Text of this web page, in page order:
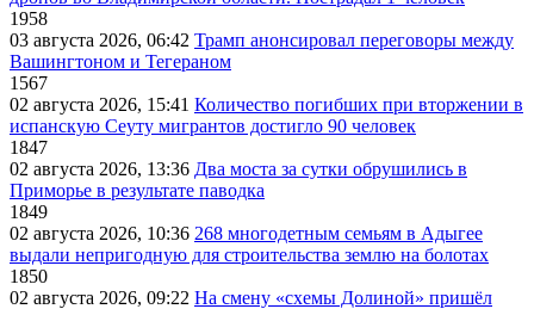
1958
03 августа 2026, 06:42 Трамп анонсировал переговоры между
Вашингтоном и Тегераном
1567
02 августа 2026, 15:41 Количество погибших при вторжении в
испанскую Сеуту мигрантов достигло 90 человек
1847
02 августа 2026, 13:36 Два моста за сутки обрушились в
Приморье в результате паводка
1849
02 августа 2026, 10:36 268 многодетным семьям в Адыгее
выдали непригодную для строительства землю на болотах
1850
02 августа 2026, 09:22 На смену «схемы Долиной» пришёл